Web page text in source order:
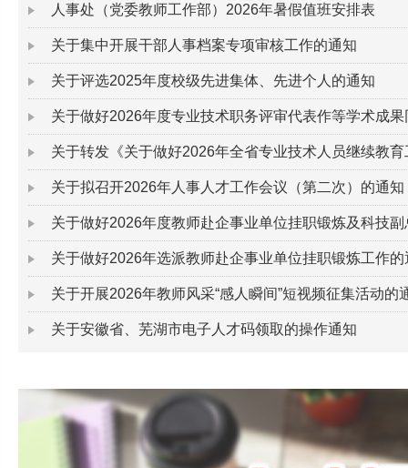
人事处（党委教师工作部）2026年暑假值班安排表
关于集中开展干部人事档案专项审核工作的通知
关于评选2025年度校级先进集体、先进个人的通知
关于做好2026年度专业技术职务评审代表作等学术成果
关于转发《关于做好2026年全省专业技术人员继续教育
关于拟召开2026年人事人才工作会议（第二次）的通知
关于做好2026年度教师赴企事业单位挂职锻炼及科技副
关于做好2026年选派教师赴企事业单位挂职锻炼工作的
关于开展2026年教师风采“感人瞬间”短视频征集活动的
关于安徽省、芜湖市电子人才码领取的操作通知